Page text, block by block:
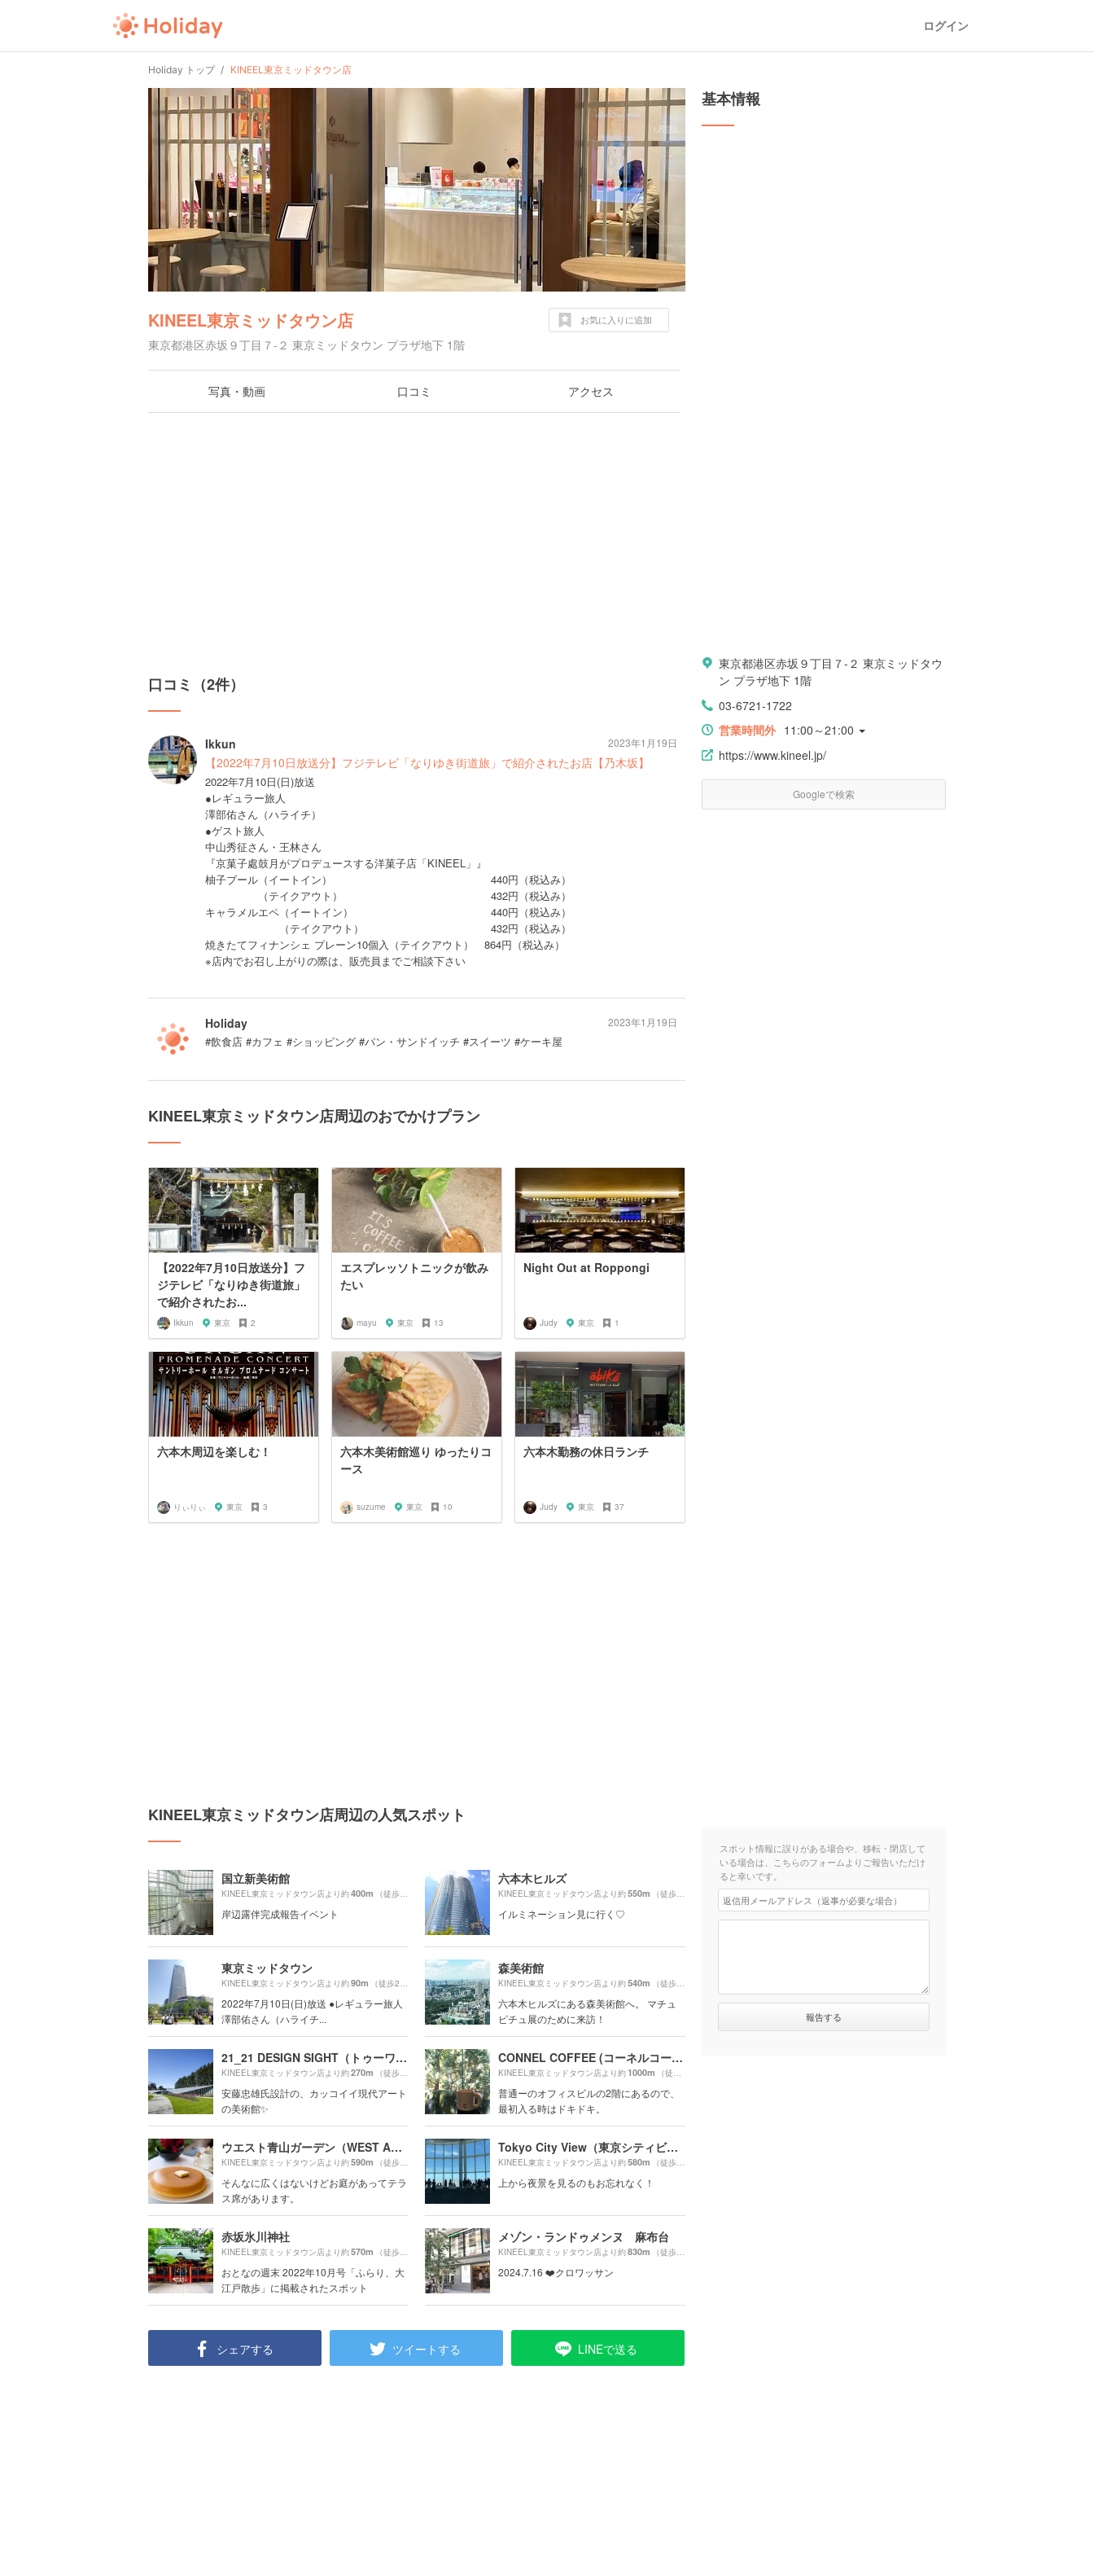
ログイン
Holiday トップ KINEEL東京ミッドタウン店
KINEEL東京ミッドタウン店
東京都港区赤坂９丁目７-２ 東京ミッドタウン プラザ地下 1階
お気に入りに追加
写真・動画 口コミ アクセス
口コミ（2件）
Ikkun
【2022年7月10日放送分】フジテレビ「なりゆき街道旅」で紹介されたお店【乃木坂】
2022年7月10日(日)放送
●レギュラー旅人
澤部佑さん（ハライチ）
●ゲスト旅人
中山秀征さん・王林さん
『京菓子處鼓月がプロデュースする洋菓子店「KINEEL」』
柚子ブール（イートイン） 440円（税込み）
（テイクアウト） 432円（税込み）
キャラメルエペ（イートイン） 440円（税込み）
（テイクアウト） 432円（税込み）
焼きたてフィナンシェ プレーン10個入（テイクアウト） 864円（税込み）
※店内でお召し上がりの際は、販売員までご相談下さい
2023年1月19日
Holiday
#飲食店 #カフェ #ショッピング #パン・サンドイッチ #スイーツ #ケーキ屋
2023年1月19日
KINEEL東京ミッドタウン店周辺のおでかけプラン
【2022年7月10日放送分】フ
ジテレビ「なりゆき街道旅」
で紹介されたお...
Ikkun 東京 2
エスプレッソトニックが飲み
たい
mayu 東京 13
Night Out at Roppongi
Judy 東京 1
六本木周辺を楽しむ！
りぃりぃ 東京 3
六本木美術館巡り ゆったりコ
ース
suzume 東京 10
六本木勤務の休日ランチ
Judy 東京 37
KINEEL東京ミッドタウン店周辺の人気スポット
国立新美術館
KINEEL東京ミッドタウン店より約400m （徒歩7分）
岸辺露伴完成報告イベント
六本木ヒルズ
KINEEL東京ミッドタウン店より約550m （徒歩10分）
イルミネーション見に行く♡
東京ミッドタウン
KINEEL東京ミッドタウン店より約90m （徒歩2分）
2022年7月10日(日)放送 ●レギュラー旅人
澤部佑さん（ハライチ...
森美術館
KINEEL東京ミッドタウン店より約540m （徒歩9分）
六本木ヒルズにある森美術館へ。 マチュ
ピチュ展のために来訪！
21_21 DESIGN SIGHT（トゥーワン・トゥーワン・デザインサイト）
KINEEL東京ミッドタウン店より約270m （徒歩5分）
安藤忠雄氏設計の、カッコイイ現代アート
の美術館✨
CONNEL COFFEE (コーネルコーヒー)
KINEEL東京ミッドタウン店より約1000m （徒歩17分）
普通ーのオフィスビルの2階にあるので、
最初入る時はドキドキ。
ウエスト青山ガーデン（WEST AOYAMA GARDEN）
KINEEL東京ミッドタウン店より約590m （徒歩10分）
そんなに広くはないけどお庭があってテラ
ス席があります。
Tokyo City View（東京シティビュー）六本木ヒルズ展望台
KINEEL東京ミッドタウン店より約580m （徒歩10分）
上から夜景を見るのもお忘れなく！
赤坂氷川神社
KINEEL東京ミッドタウン店より約570m （徒歩10分）
おとなの週末 2022年10月号「ふらり、大
江戸散歩」に掲載されたスポット
メゾン・ランドゥメンヌ 麻布台
KINEEL東京ミッドタウン店より約830m （徒歩14分）
2024.7.16 ❤️クロワッサン
シェアする ツイートする LINEで送る
基本情報
東京都港区赤坂９丁目７-２ 東京ミッドタウ
ン プラザ地下 1階
03-6721-1722
営業時間外 11:00～21:00
https://www.kineel.jp/
Googleで検索
スポット情報に誤りがある場合や、移転・閉店して
いる場合は、こちらのフォームよりご報告いただけ
ると幸いです。